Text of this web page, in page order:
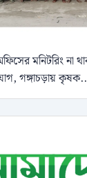
মনিটরিং না
গঙ্গাচড়ায়